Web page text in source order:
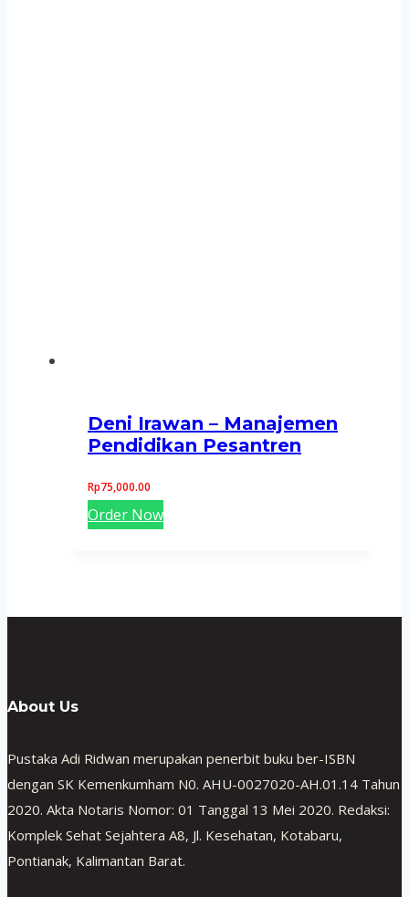
Deni Irawan – Manajemen
Pendidikan Pesantren
Rp75,000.00
Order Now
About Us
Pustaka Adi Ridwan merupakan penerbit buku ber-ISBN
dengan SK Kemenkumham N0. AHU-0027020-AH.01.14 Tahun
2020. Akta Notaris Nomor: 01 Tanggal 13 Mei 2020. Redaksi:
Komplek Sehat Sejahtera A8, Jl. Kesehatan, Kotabaru,
Pontianak, Kalimantan Barat.